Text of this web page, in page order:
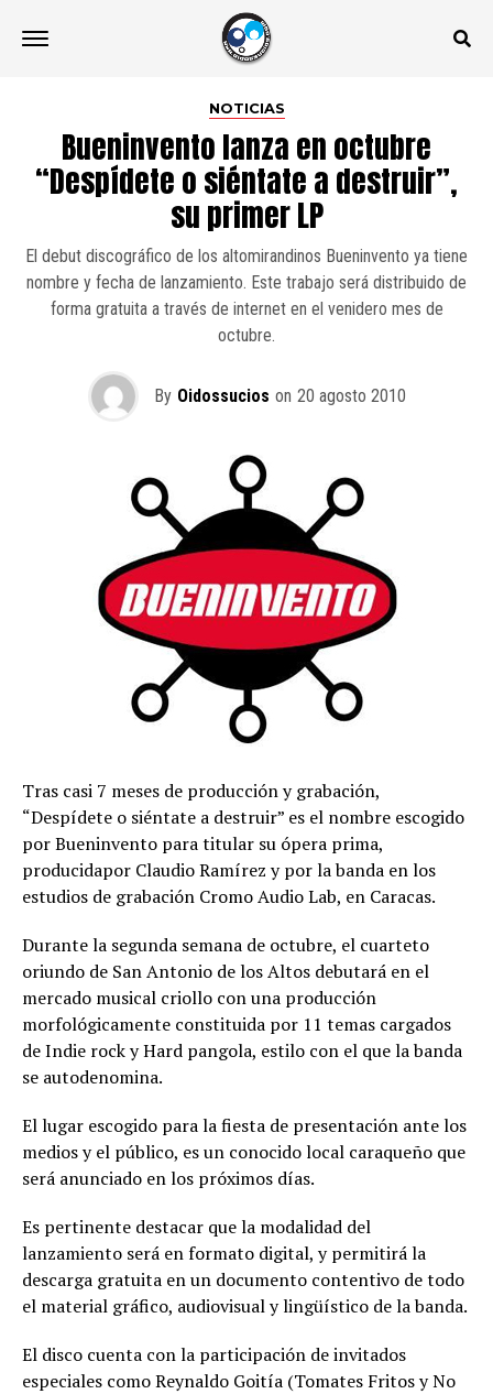
NOTICIAS
Bueninvento lanza en octubre
“Despídete o siéntate a destruir”,
su primer LP
El debut discográfico de los altomirandinos Bueninvento ya tiene
nombre y fecha de lanzamiento. Este trabajo será distribuido de
forma gratuita a través de internet en el venidero mes de
octubre.
By Oidossucios on 20 agosto 2010
Tras casi 7 meses de producción y grabación,
“Despídete o siéntate a destruir” es el nombre escogido
por Bueninvento para titular su ópera prima,
producidapor Claudio Ramírez y por la banda en los
estudios de grabación Cromo Audio Lab, en Caracas.
Durante la segunda semana de octubre, el cuarteto
oriundo de San Antonio de los Altos debutará en el
mercado musical criollo con una producción
morfológicamente constituida por 11 temas cargados
de Indie rock y Hard pangola, estilo con el que la banda
se autodenomina.
El lugar escogido para la fiesta de presentación ante los
medios y el público, es un conocido local caraqueño que
será anunciado en los próximos días.
Es pertinente destacar que la modalidad del
lanzamiento será en formato digital, y permitirá la
descarga gratuita en un documento contentivo de todo
el material gráfico, audiovisual y lingüístico de la banda.
El disco cuenta con la participación de invitados
especiales como Reynaldo Goitía (Tomates Fritos y No